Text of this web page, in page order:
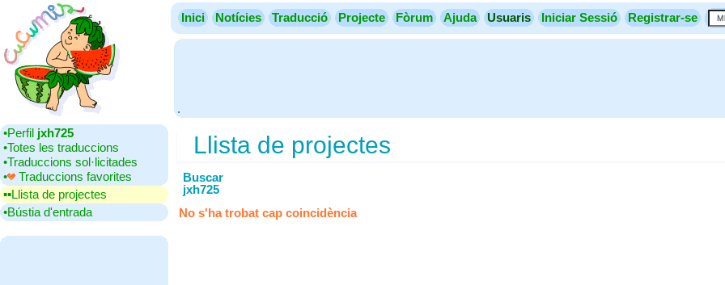
Inici Notícies Traducció Projecte Fòrum Ajuda Usuaris Iniciar Sessió Registrar-se
.
•‎Perfil jxh725
•‎Totes les traduccions
•‎Traduccions sol·licitades
•‎
Traduccions favorites
▪▪‎Llista de projectes
•‎Bústia d'entrada
Llista de projectes
Buscar
jxh725
No s'ha trobat cap coincidència